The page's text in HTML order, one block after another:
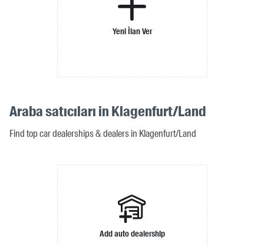
Yeni İlan Ver
Araba satıcıları in Klagenfurt/Land
Find top car dealerships & dealers in Klagenfurt/Land
Add auto dealership